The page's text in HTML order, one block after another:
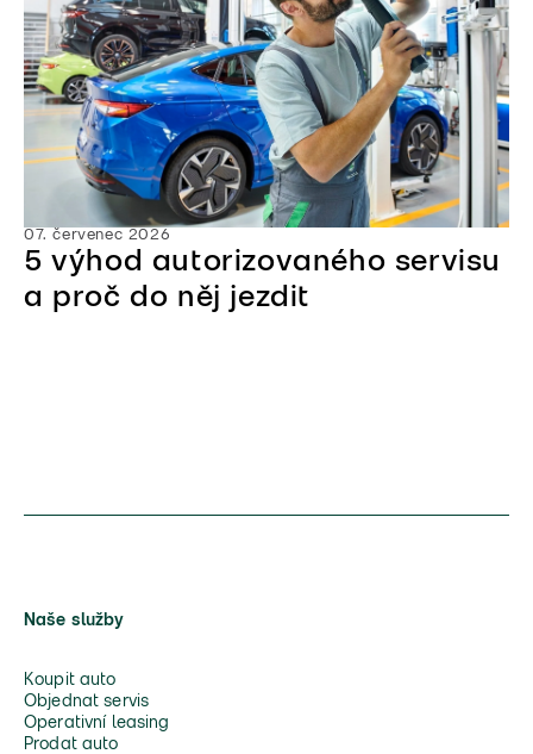
07. červenec 2026
5 výhod autorizovaného servisu
a proč do něj jezdit
Naše služby
Koupit auto
Objednat servis
Operativní leasing
Prodat auto